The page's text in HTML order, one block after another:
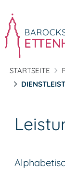
STARTSEITE